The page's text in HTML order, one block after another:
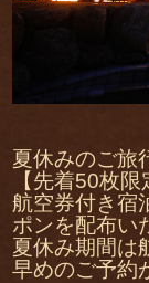
夏休みのご旅
【先着50枚
航空券付き宿
ポンを配布い
夏休み期間は
早めのご予約